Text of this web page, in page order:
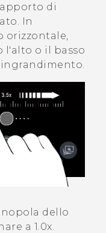
di
In
orizzontale,
l'alto o il basso
dello
a 1.0x.